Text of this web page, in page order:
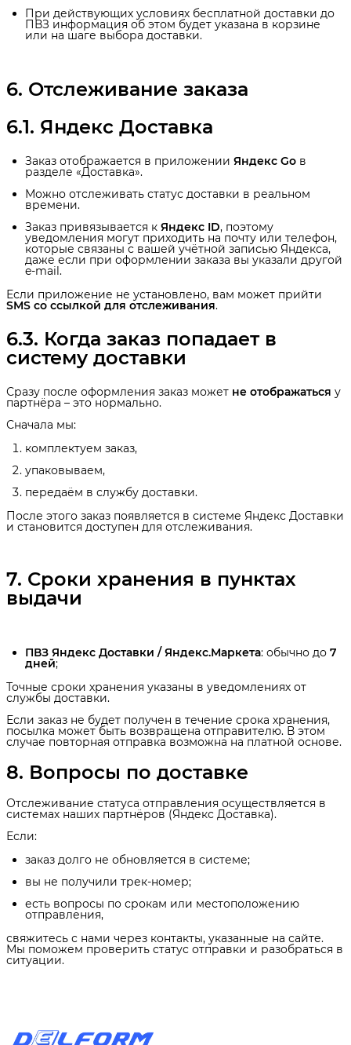
При действующих условиях бесплатной доставки до
ПВЗ информация об этом будет указана в корзине
или на шаге выбора доставки.
6. Отслеживание заказа
6.1. Яндекс Доставка
Заказ отображается в приложении Яндекс Go в
разделе «Доставка».
Можно отслеживать статус доставки в реальном
времени.
Заказ привязывается к Яндекс ID, поэтому
уведомления могут приходить на почту или телефон,
которые связаны с вашей учётной записью Яндекса,
даже если при оформлении заказа вы указали другой
e-mail.
Если приложение не установлено, вам может прийти
SMS со ссылкой для отслеживания.
6.3. Когда заказ попадает в
систему доставки
Сразу после оформления заказ может не отображаться у
партнёра – это нормально.
Сначала мы:
комплектуем заказ,
упаковываем,
передаём в службу доставки.
После этого заказ появляется в системе Яндекс Доставки
и становится доступен для отслеживания.
7. Сроки хранения в пунктах
выдачи
ПВЗ Яндекс Доставки / Яндекс.Маркета: обычно до 7
дней;
Точные сроки хранения указаны в уведомлениях от
службы доставки.
Если заказ не будет получен в течение срока хранения,
посылка может быть возвращена отправителю. В этом
случае повторная отправка возможна на платной основе.
8. Вопросы по доставке
Отслеживание статуса отправления осуществляется в
системах наших партнёров (Яндекс Доставка).
Если:
заказ долго не обновляется в системе;
вы не получили трек-номер;
есть вопросы по срокам или местоположению
отправления,
свяжитесь с нами через контакты, указанные на сайте.
Мы поможем проверить статус отправки и разобраться в
ситуации.